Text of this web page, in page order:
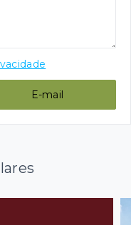
E-mail